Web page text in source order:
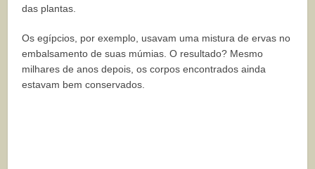
das plantas.
Os egípcios, por exemplo, usavam uma mistura de ervas no
embalsamento de suas múmias. O resultado? Mesmo
milhares de anos depois, os corpos encontrados ainda
estavam bem conservados.